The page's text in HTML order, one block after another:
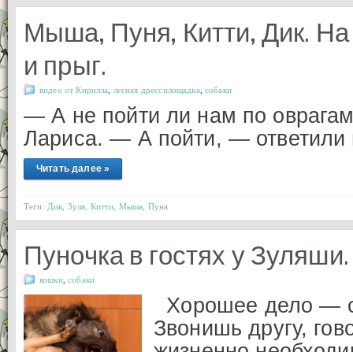
Мыша, Пуня, Китти, Дик.
и прыг.
видео от Кирилла лесная дрессплощадка ,собаки
— А не пойти ли нам по
Лариса. — А пойти, — ответили
Читать далее »
Теги: Дик Зуля Китти Мыша Пуня
Пуночка в гостях у
кошки,собаки
Хорошее дело —
Звонишь другу,